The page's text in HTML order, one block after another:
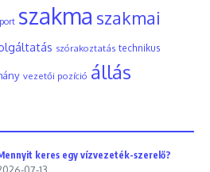
szakma szakmai
szórakoztatás technikus
vezetői pozíció állás
keres egy vízvezeték-szerelő?
07-13